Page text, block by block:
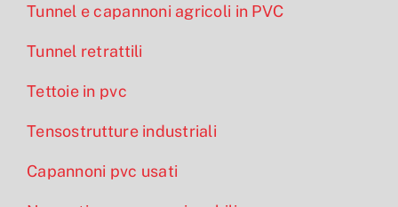
Tunnel e capannoni agricoli in PVC
Tunnel retrattili
Tettoie in pvc
Tensostrutture industriali
Capannoni pvc usati